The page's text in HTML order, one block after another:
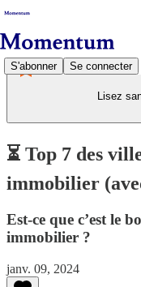
S'abonner Se connecter
Lisez
⏳ Top 7 des
immobilier
Est-ce que c’est le
immobilier ?
janv. 09, 2024